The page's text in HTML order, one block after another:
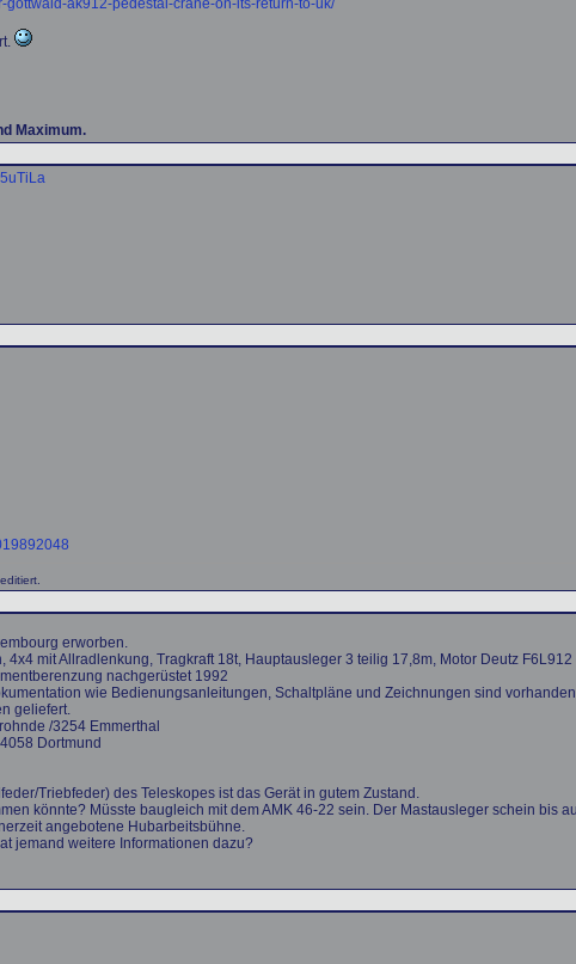
ak912-pedestal-crane-on-its-return-to-uk/
Maximum.
erworben.
mit Allradlenkung, Tragkraft 18t, Hauptausleger 3 teilig 17,8m, Motor Deutz
nachgerüstet 1992
wie Bedienungsanleitungen, Schaltpläne und Zeichnungen sind
geliefert.
/3254 Emmerthal
Dortmund
Triebfeder) des Teleskopes ist das Gerät in gutem Zustand.
könnte? Müsste baugleich mit dem AMK 46-22 sein. Der Mastausleger schein bis
angebotene Hubarbeitsbühne.
jemand weitere Informationen dazu?